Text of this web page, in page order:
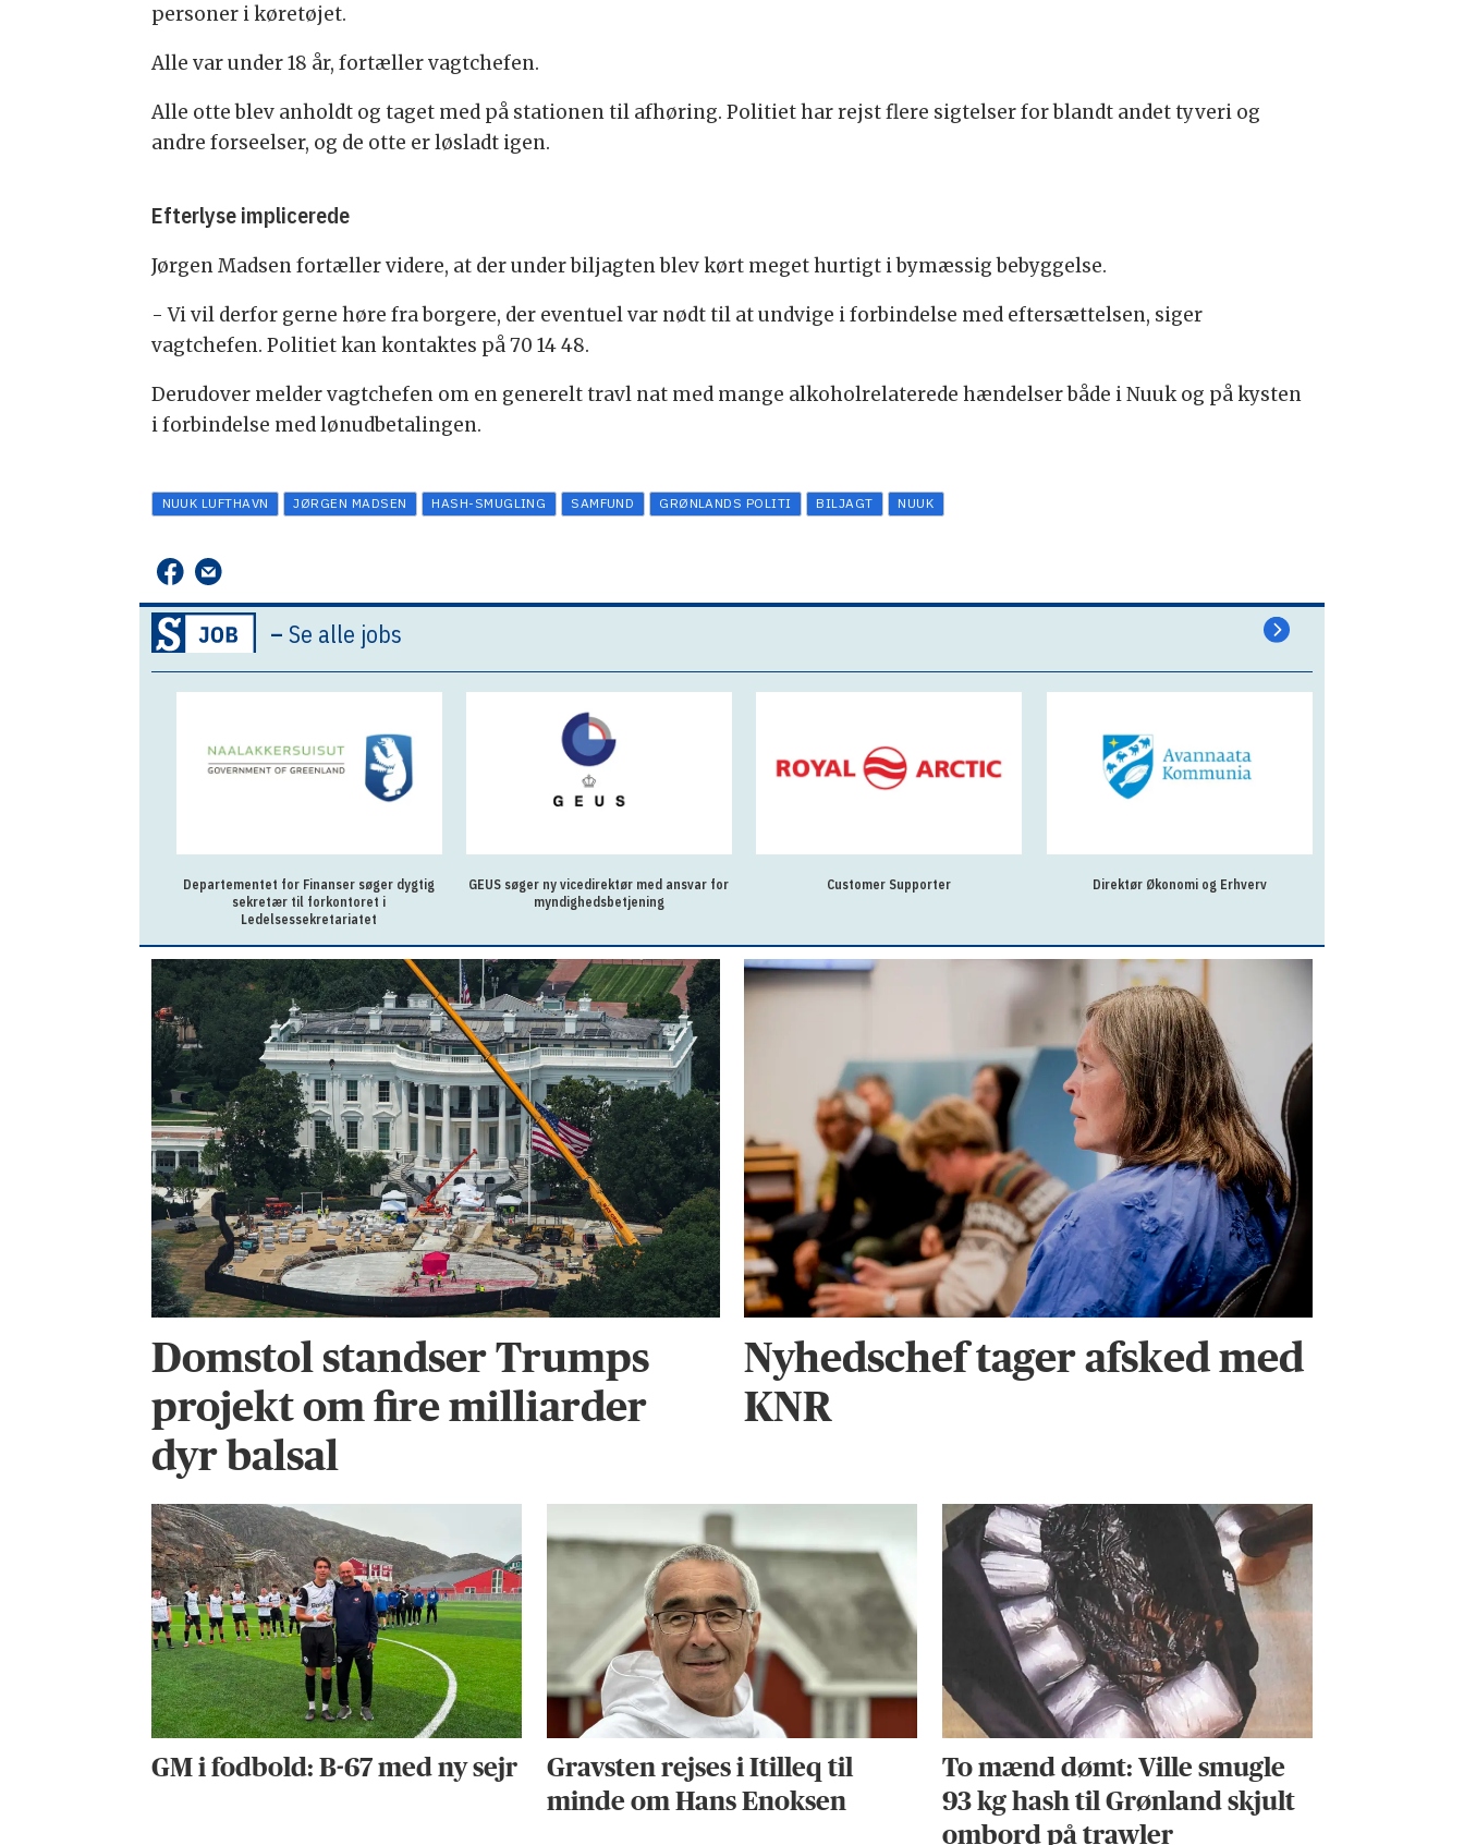
personer i køretøjet.
Alle var under 18 år, fortæller vagtchefen.
Alle otte blev anholdt og taget med på stationen til afhøring. Politiet har rejst flere sigtelser for blandt andet tyveri og
andre forseelser, og de otte er løsladt igen.
Efterlyse implicerede
Jørgen Madsen fortæller videre, at der under biljagten blev kørt meget hurtigt i bymæssig bebyggelse.
- Vi vil derfor gerne høre fra borgere, der eventuel var nødt til at undvige i forbindelse med eftersættelsen, siger
vagtchefen. Politiet kan kontaktes på 70 14 48.
Derudover melder vagtchefen om en generelt travl nat med mange alkoholrelaterede hændelser både i Nuuk og på kysten
i forbindelse med lønudbetalingen.
NUUK LUFTHAVN JØRGEN MADSEN HASH-SMUGLING SAMFUND GRØNLANDS POLITI BILJAGT NUUK
– Se alle jobs
Departementet for Finanser søger dygtig
sekretær til forkontoret i
Ledelsessekretariatet
GEUS søger ny vicedirektør med ansvar for
myndighedsbetjening
Customer Supporter Direktør Økonomi og Erhverv
Domstol standser Trumps
projekt om fire milliarder
dyr balsal
Nyhedschef tager afsked med
KNR
GM i fodbold: B-67 med ny sejr
Gravsten rejses i Itilleq til
minde om Hans Enoksen
To mænd dømt: Ville smugle
93 kg hash til Grønland skjult
ombord på trawler